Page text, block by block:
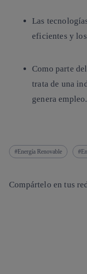
Las
eficientes y los
Como parte
trata de una
genera empleo.
Energía Renovable
Compártelo en tus